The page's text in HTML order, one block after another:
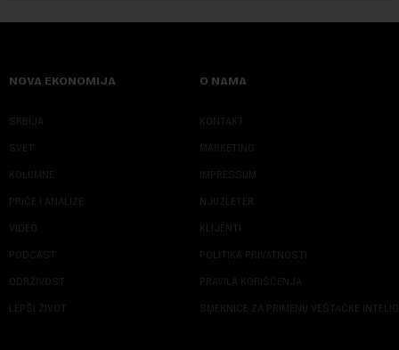
NOVA EKONOMIJA
SRBIJA
SVET
KOLUMNE
PRIČE I ANALIZE
VIDEO
PODCAST
ODRŽIVOST
LEPŠI ŽIVOT
O NAMA
KONTAKT
MARKETING
IMPRESSUM
NJUZLETER
KLIJENTI
POLITIKA PRIVATNOSTI
PRAVILA KORIŠĆENJA
SMERNICE ZA PRIMENU VEŠTAČKE